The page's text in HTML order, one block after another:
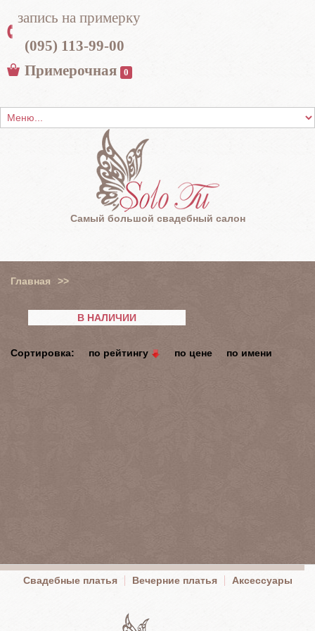
запись на примерку
(095) 113-99-00
Примерочная
0
Самый большой свадебный салон
Главная >>
В НАЛИЧИИ
Сортировка: по рейтингу по цене по имени
Свадебные платья Вечерние платья Аксессуары